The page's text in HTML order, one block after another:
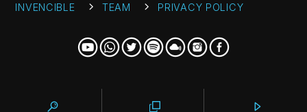
INVENCIBLE
TEAM PRIVACY POLICY